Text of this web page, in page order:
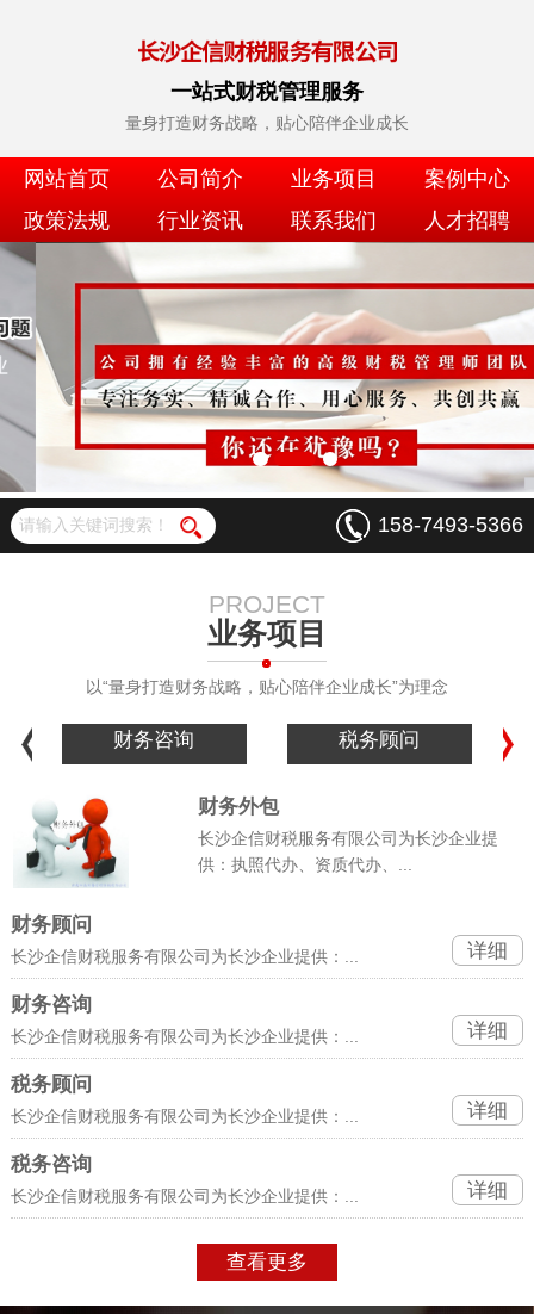
一站式财税管理服务
量身打造财务战略，贴心陪伴企业成长
网站首页 公司简介 业务项目
案例中心
政策法规
行业资讯 联系我们 人才招聘
158-7493-5366
PROJECT
业务项目
以“量身打造财务战略，贴心陪伴企业成长”为理念
财务咨询 税务顾问
财务外包
长沙企信财税服务有限公司为长沙企业提
供：执照代办、资质代办、...
财务顾问
长沙企信财税服务有限公司为长沙企业提供：... 详细
财务咨询
长沙企信财税服务有限公司为长沙企业提供：... 详细
税务顾问
长沙企信财税服务有限公司为长沙企业提供：... 详细
税务咨询
长沙企信财税服务有限公司为长沙企业提供：... 详细
查看更多